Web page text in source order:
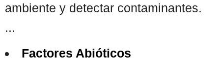
ambiente y detectar contaminantes.
...
Factores Abióticos